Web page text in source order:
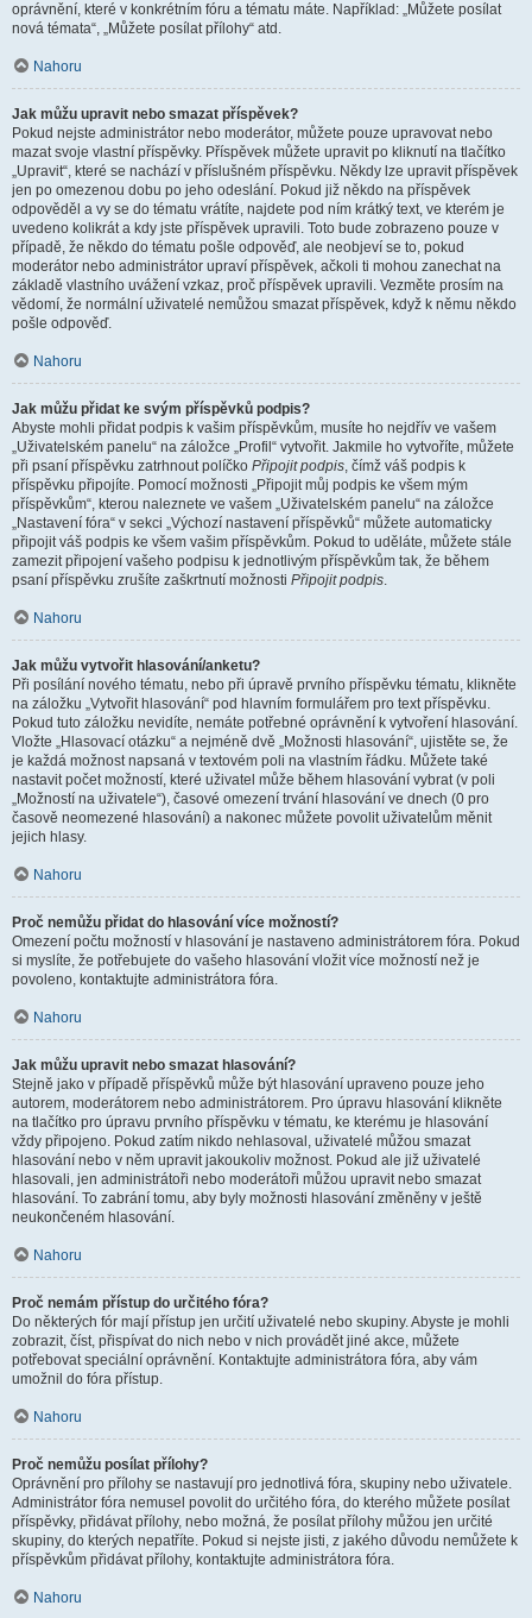
oprávnění, které v konkrétním fóru a tématu máte. Například: „Můžete posílat
nová témata“, „Můžete posílat přílohy“ atd.
Nahoru
Jak můžu upravit nebo smazat příspěvek?
Pokud nejste administrátor nebo moderátor, můžete pouze upravovat nebo
mazat svoje vlastní příspěvky. Příspěvek můžete upravit po kliknutí na tlačítko
„Upravit“, které se nachází v příslušném příspěvku. Někdy lze upravit příspěvek
jen po omezenou dobu po jeho odeslání. Pokud již někdo na příspěvek
odpověděl a vy se do tématu vrátíte, najdete pod ním krátký text, ve kterém je
uvedeno kolikrát a kdy jste příspěvek upravili. Toto bude zobrazeno pouze v
případě, že někdo do tématu pošle odpověď, ale neobjeví se to, pokud
moderátor nebo administrátor upraví příspěvek, ačkoli ti mohou zanechat na
základě vlastního uvážení vzkaz, proč příspěvek upravili. Vezměte prosím na
vědomí, že normální uživatelé nemůžou smazat příspěvek, když k němu někdo
pošle odpověď.
Nahoru
Jak můžu přidat ke svým příspěvků podpis?
Abyste mohli přidat podpis k vašim příspěvkům, musíte ho nejdřív ve vašem
„Uživatelském panelu“ na záložce „Profil“ vytvořit. Jakmile ho vytvoříte, můžete
při psaní příspěvku zatrhnout políčko Připojit podpis, čímž váš podpis k
příspěvku připojíte. Pomocí možnosti „Připojit můj podpis ke všem mým
příspěvkům“, kterou naleznete ve vašem „Uživatelském panelu“ na záložce
„Nastavení fóra“ v sekci „Výchozí nastavení příspěvků“ můžete automaticky
připojit váš podpis ke všem vašim příspěvkům. Pokud to uděláte, můžete stále
zamezit připojení vašeho podpisu k jednotlivým příspěvkům tak, že během
psaní příspěvku zrušíte zaškrtnutí možnosti Připojit podpis.
Nahoru
Jak můžu vytvořit hlasování/anketu?
Při posílání nového tématu, nebo při úpravě prvního příspěvku tématu, klikněte
na záložku „Vytvořit hlasování“ pod hlavním formulářem pro text příspěvku.
Pokud tuto záložku nevidíte, nemáte potřebné oprávnění k vytvoření hlasování.
Vložte „Hlasovací otázku“ a nejméně dvě „Možnosti hlasování“, ujistěte se, že
je každá možnost napsaná v textovém poli na vlastním řádku. Můžete také
nastavit počet možností, které uživatel může během hlasování vybrat (v poli
„Možností na uživatele“), časové omezení trvání hlasování ve dnech (0 pro
časově neomezené hlasování) a nakonec můžete povolit uživatelům měnit
jejich hlasy.
Nahoru
Proč nemůžu přidat do hlasování více možností?
Omezení počtu možností v hlasování je nastaveno administrátorem fóra. Pokud
si myslíte, že potřebujete do vašeho hlasování vložit více možností než je
povoleno, kontaktujte administrátora fóra.
Nahoru
Jak můžu upravit nebo smazat hlasování?
Stejně jako v případě příspěvků může být hlasování upraveno pouze jeho
autorem, moderátorem nebo administrátorem. Pro úpravu hlasování klikněte
na tlačítko pro úpravu prvního příspěvku v tématu, ke kterému je hlasování
vždy připojeno. Pokud zatím nikdo nehlasoval, uživatelé můžou smazat
hlasování nebo v něm upravit jakoukoliv možnost. Pokud ale již uživatelé
hlasovali, jen administrátoři nebo moderátoři můžou upravit nebo smazat
hlasování. To zabrání tomu, aby byly možnosti hlasování změněny v ještě
neukončeném hlasování.
Nahoru
Proč nemám přístup do určitého fóra?
Do některých fór mají přístup jen určití uživatelé nebo skupiny. Abyste je mohli
zobrazit, číst, přispívat do nich nebo v nich provádět jiné akce, můžete
potřebovat speciální oprávnění. Kontaktujte administrátora fóra, aby vám
umožnil do fóra přístup.
Nahoru
Proč nemůžu posílat přílohy?
Oprávnění pro přílohy se nastavují pro jednotlivá fóra, skupiny nebo uživatele.
Administrátor fóra nemusel povolit do určitého fóra, do kterého můžete posílat
příspěvky, přidávat přílohy, nebo možná, že posílat přílohy můžou jen určité
skupiny, do kterých nepatříte. Pokud si nejste jisti, z jakého důvodu nemůžete k
příspěvkům přidávat přílohy, kontaktujte administrátora fóra.
Nahoru